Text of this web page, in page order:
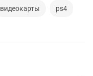
видеокарты ps4